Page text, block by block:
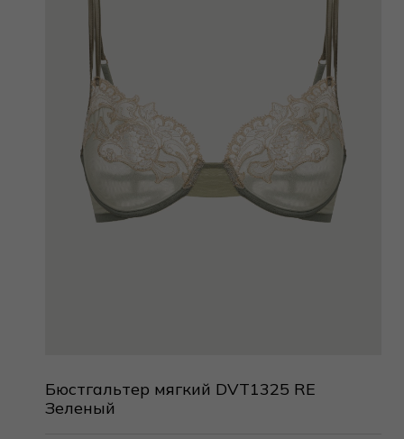
Бюстгальтер мягкий DVT1325 RE
Зеленый